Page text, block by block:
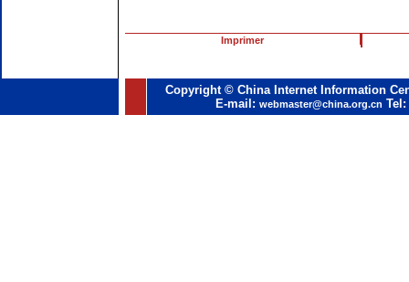
Imprimer
Copyright © China Internet Information
E-mail: webmaster@china.org.cn Tel: